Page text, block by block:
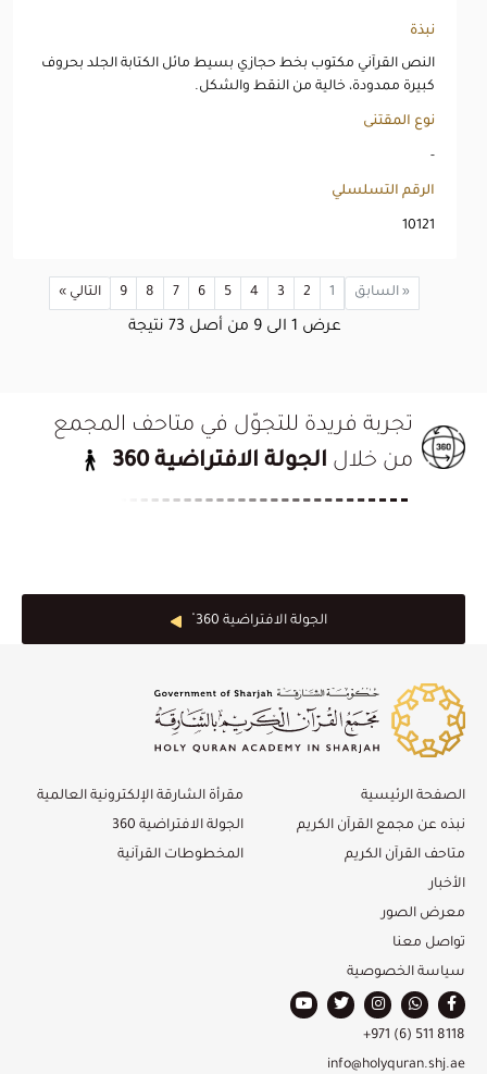
نبذة
النص القرآني مكتوب بخط حجازي بسيط مائل الكتابة الجلد بحروف
كبيرة ممدودة، خالية من النقط والشكل.
نوع المقتنى
-
الرقم التسلسلي
10121
« السابق 1
2
3
4
5
6
7
8
9 التالي »
عرض 1 الى9 من أصل 73 نتيجة
تجربة فريدة للتجوّل في متاحف المجمع
من خلال الجولة الافتراضية 360
الجولة الافتراضية 360 ْ
الصفحة الرئيسية
نبذه عن مجمع القرآن الكريم
متاحف القرآن الكريم
مقرأة الشارقة الإلكترونية العالمية
الجولة الافتراضية 360
المخطوطات القرآنية
الأخبار
معرض الصور
تواصل معنا
سياسة الخصوصية
+971 (6) 511 8118
info@holyquran.shj.ae